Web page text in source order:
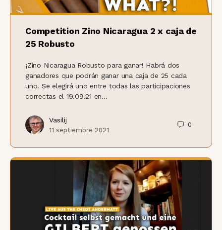
Competition Zino Nicaragua 2 x caja de
25 Robusto
¡Zino Nicaragua Robusto para ganar! Habrá dos
ganadores que podrán ganar una caja de 25 cada
uno. Se elegirá uno entre todas las participaciones
correctas el 19.09.21 en...
Vasilij
11 septiembre 2021
0